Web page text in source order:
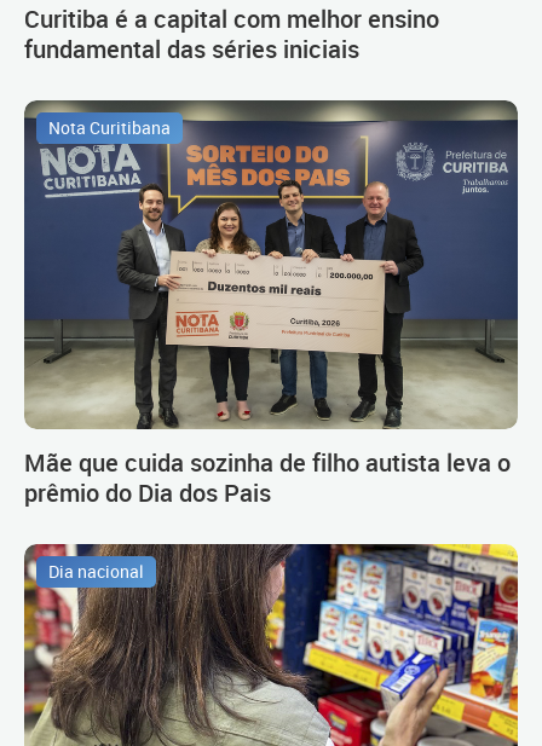
Curitiba é a capital com melhor ensino
fundamental das séries iniciais
Nota Curitibana
Mãe que cuida sozinha de filho autista leva o
prêmio do Dia dos Pais
Dia nacional